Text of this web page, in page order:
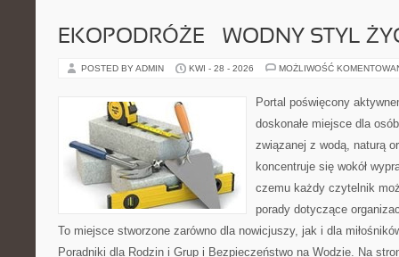
EKOPODRÓŻE – WODNY STYL
POSTED BY ADMIN KWI - 28 - 2026 MOŻLIWOŚĆ
Portal poświęcony
doskonałe miejsce dla
związanej z wodą, naturą
koncentruje się wokół
czemu każdy czytelnik
porady dotyczące
To miejsce stworzone zarówno dla nowicjuszy, jak i dla
Poradniki dla Rodzin i Grup i Bezpieczeństwo na Wodzie. Na